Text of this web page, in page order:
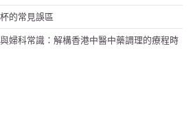
的常見誤區
婦科常識：解構香港中醫中藥調理的療程時